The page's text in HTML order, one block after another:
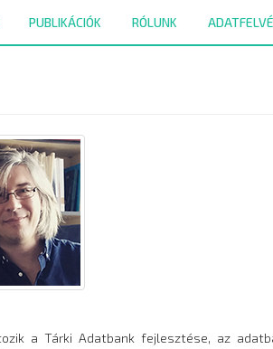
PUBLIKÁCIÓK RÓLUNK
a Tárki Adatbank fejlesztése, az